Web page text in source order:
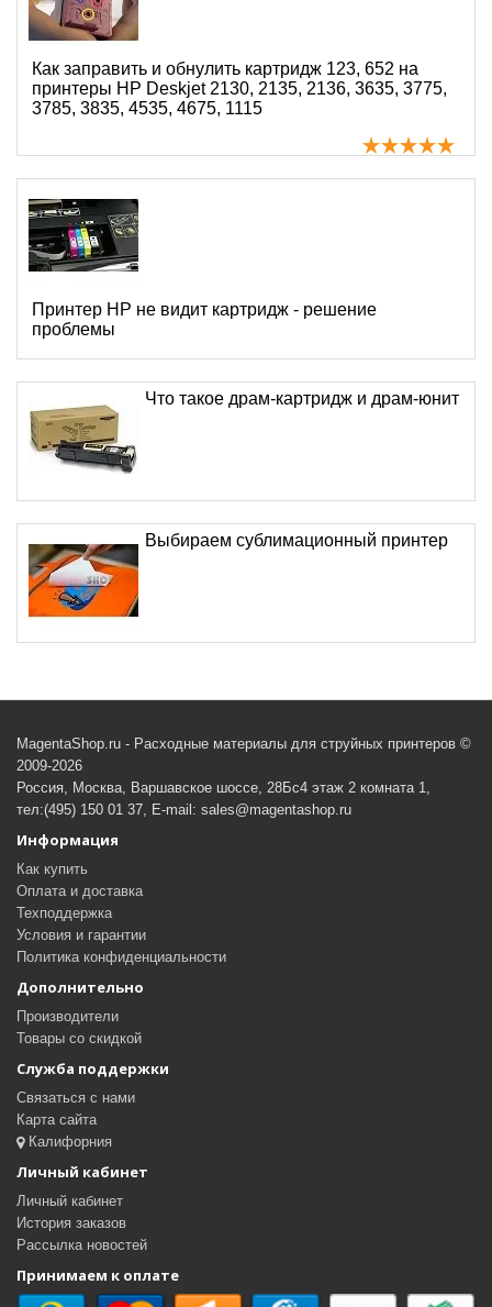
Как заправить и обнулить картридж 123, 652 на
принтеры HP Deskjet 2130, 2135, 2136, 3635, 3775,
3785, 3835, 4535, 4675, 1115
Принтер HP не видит картридж - решение
проблемы
Что такое драм-картридж и драм-юнит
Выбираем сублимационный принтер
MagentaShop.ru - Расходные материалы для струйных принтеров ©
2009-2026
Россия, Москва, Варшавское шоссе, 28Бс4 этаж 2 комната 1,
тел:(495) 150 01 37, E-mail: sales@magentashop.ru
Информация
Как купить
Оплата и доставка
Техподдержка
Условия и гарантии
Политика конфиденциальности
Дополнительно
Производители
Товары со скидкой
Служба поддержки
Связаться с нами
Карта сайта
Калифорния
Личный кабинет
Личный кабинет
История заказов
Рассылка новостей
Принимаем к оплате